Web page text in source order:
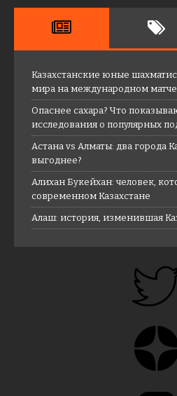
Казахстанские юные
мира на международном
Опаснее сахара? Что
исследования о популярных
Астана vs Алматы: два города
выгоднее?
Алихан Букейхан: человек,
современном Казахстане
Алаш: история, изменившая